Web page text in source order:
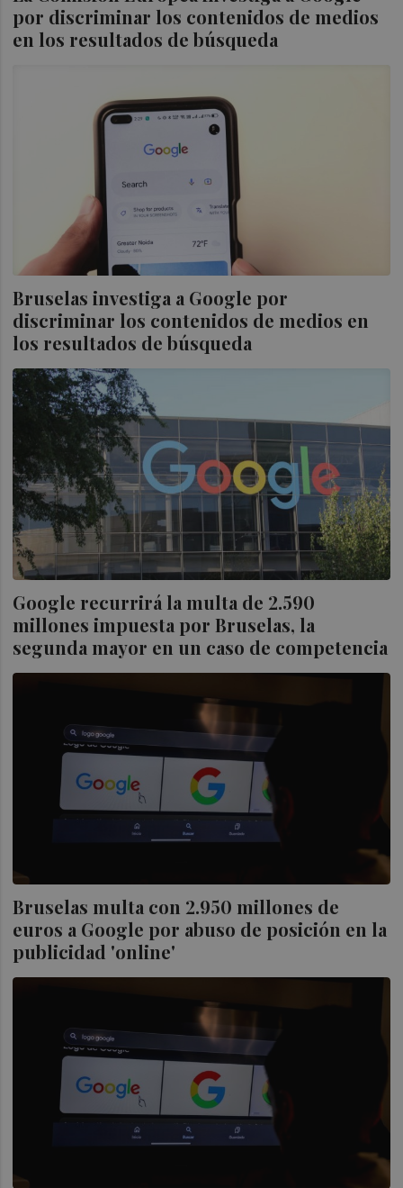
por discriminar los contenidos de medios
en los resultados de búsqueda
Bruselas investiga a Google por
discriminar los contenidos de medios en
los resultados de búsqueda
Google recurrirá la multa de 2.590
millones impuesta por Bruselas, la
segunda mayor en un caso de competencia
Bruselas multa con 2.950 millones de
euros a Google por abuso de posición en la
publicidad 'online'